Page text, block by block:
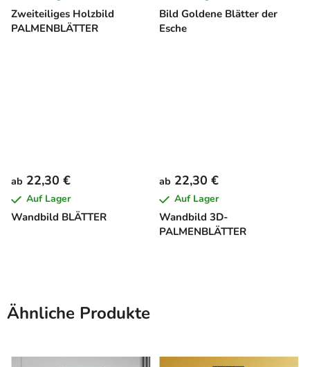
Zweiteiliges Holzbild
PALMENBLÄTTER
Bild Goldene Blätter der
Esche
Wandbild BLÄTTER
ab 22,30 €
Auf Lager
Wandbild 3D-
PALMENBLÄTTER
ab 22,30 €
Auf Lager
Ähnliche Produkte